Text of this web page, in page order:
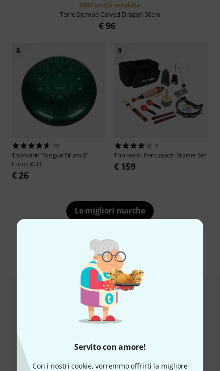
Servito con amore!
Con i nostri cookie, vorremmo offrirti la migliore
2000 unità vendute
TerreDjembe Carved Dragon 50cm
€ 96
8
79
ThomannTongue Drum 6"
Lotus JG D
€ 26
9
9
Thomann Percussion Starter Set
€ 159
Le migliori marche
I più popolari